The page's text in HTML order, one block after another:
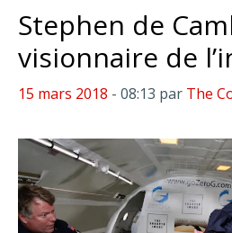
Stephen de
visionnaire de
15 mars 2018 - 08:13 par The